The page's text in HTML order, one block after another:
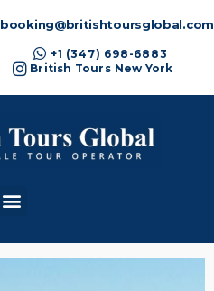
booking@britishtoursglobal.com
+1 (347) 698-6883
British Tours New York